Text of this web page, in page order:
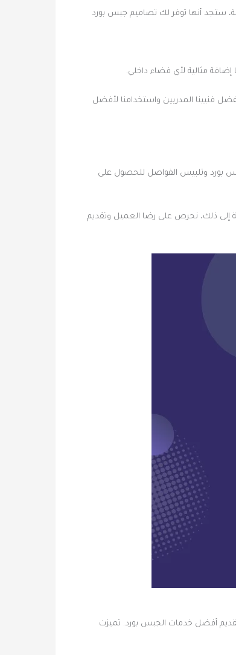
ستجد أنها توفر لك تصاميم جبس بورد
إضافة مثالية لأي فضاء داخلي.
فنيينا المدربين واستخدامنا لأفضل
بورد وتلبيس الفواصل للحصول على
إلى ذلك، نحرص على رضا العميل وتقديم
أفضل خدمات الجبس بورد. تميزت